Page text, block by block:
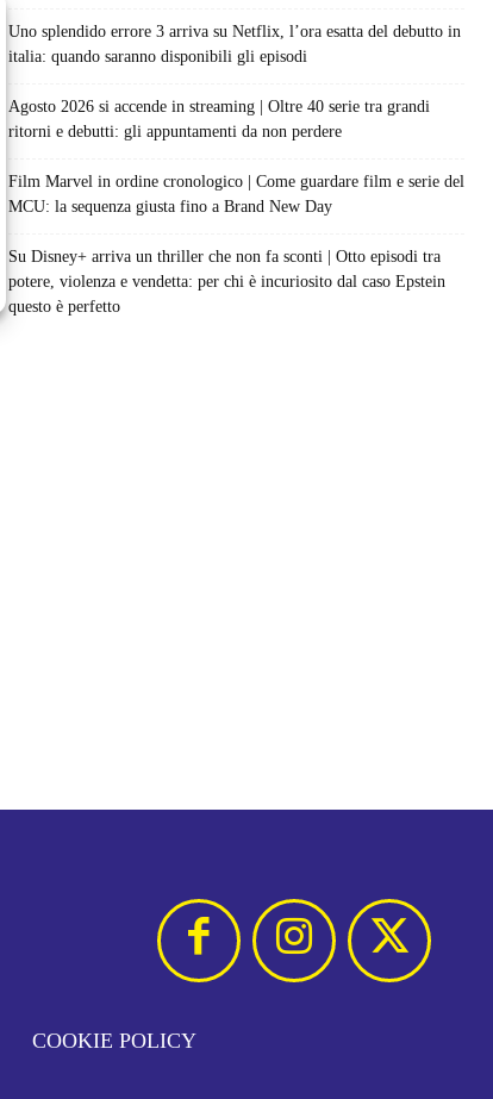
Uno splendido errore 3 arriva su Netflix, l’ora esatta del debutto in
italia: quando saranno disponibili gli episodi
Agosto 2026 si accende in streaming | Oltre 40 serie tra grandi
ritorni e debutti: gli appuntamenti da non perdere
Film Marvel in ordine cronologico | Come guardare film e serie del
MCU: la sequenza giusta fino a Brand New Day
Su Disney+ arriva un thriller che non fa sconti | Otto episodi tra
potere, violenza e vendetta: per chi è incuriosito dal caso Epstein
questo è perfetto
COOKIE POLICY